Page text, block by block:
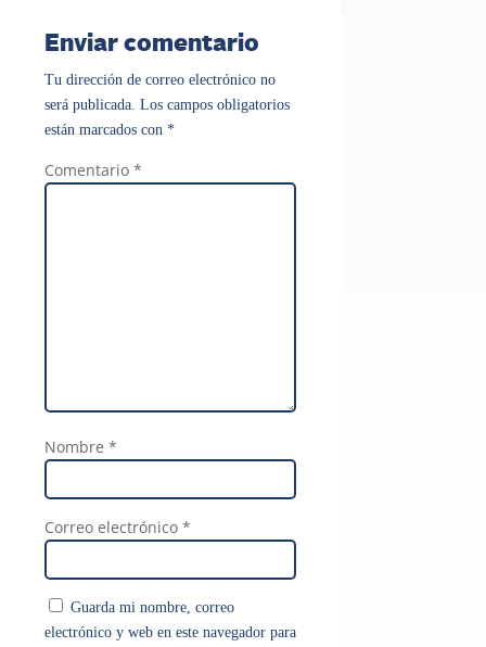
Enviar comentario
Tu dirección de correo electrónico no
será publicada. Los campos obligatorios
están marcados con *
Comentario *
Nombre *
Correo electrónico *
Guarda mi nombre, correo
electrónico y web en este navegador para